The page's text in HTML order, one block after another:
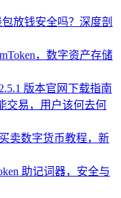
放钱安全吗？深度剖
，数字资产存储
版本官网下载指南
交易，用户该何去何
卖数字货币教程，新
助记词器，安全与